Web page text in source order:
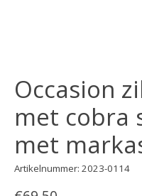
Occasion
met cobra
met
Artikelnummer: 2023-0114